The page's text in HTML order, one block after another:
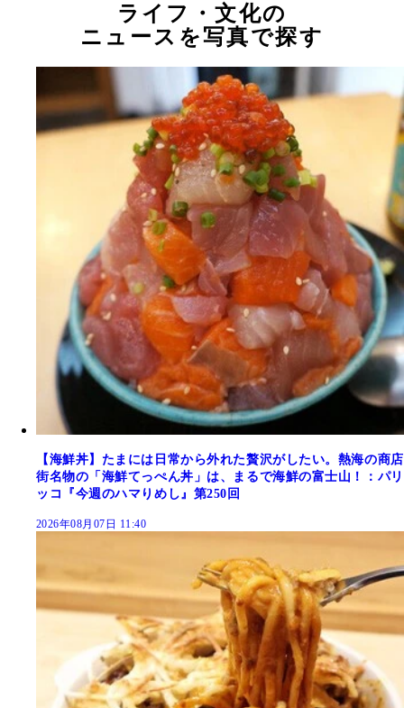
ライフ・文化の
ニュースを写真で探す
【海鮮丼】たまには日常から外れた贅沢がしたい。熱海の商店
街名物の「海鮮てっぺん丼」は、まるで海鮮の富士山！：パリ
ッコ『今週のハマりめし』第250回
2026年08月07日 11:40